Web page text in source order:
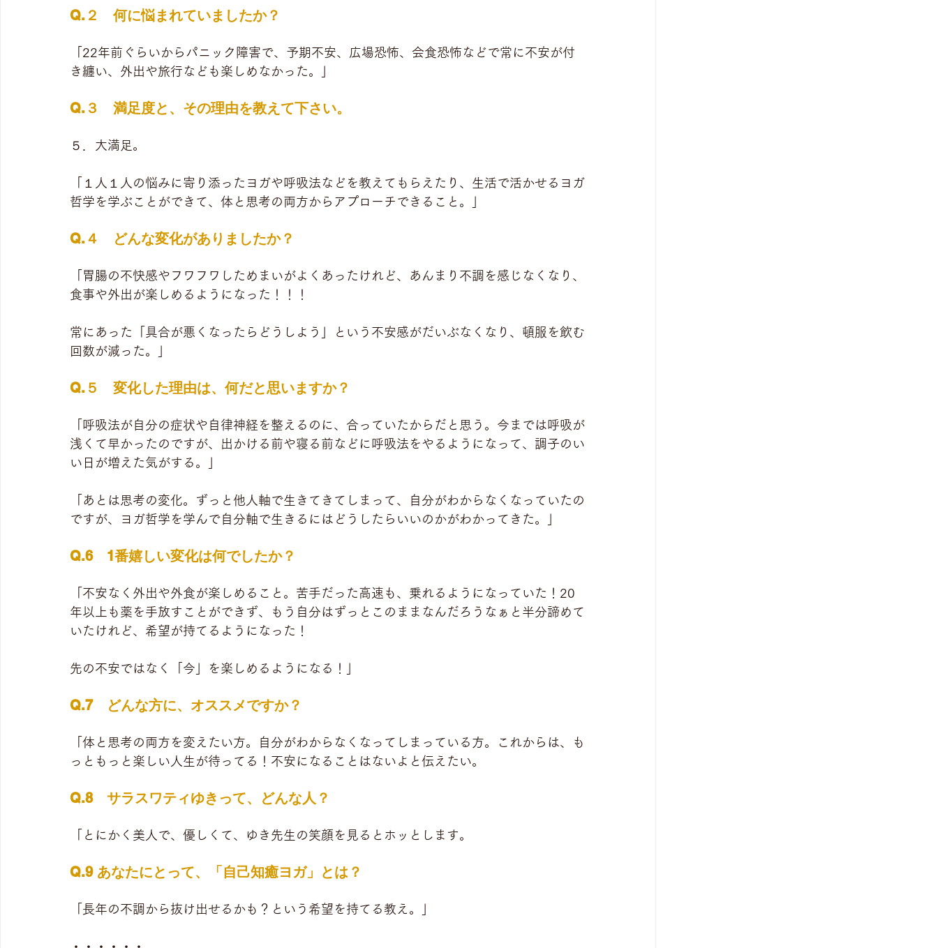
Q.２　何に悩まれていましたか？
「22年前ぐらいからパニック障害で、予期不安、広場恐怖、会食恐怖などで常に不安が付
き纏い、外出や旅行なども楽しめなかった。」
Q.３　満足度と、その理由を教えて下さい。
５．大満足。
「１人１人の悩みに寄り添ったヨガや呼吸法などを教えてもらえたり、生活で活かせるヨガ
哲学を学ぶことができて、体と思考の両方からアプローチできること。」
Q.４　どんな変化がありましたか？
「胃腸の不快感やフワフワしためまいがよくあったけれど、あんまり不調を感じなくなり、
食事や外出が楽しめるようになった！！！
常にあった「具合が悪くなったらどうしよう」という不安感がだいぶなくなり、頓服を飲む
回数が減った。」
Q.５　変化した理由は、何だと思いますか？
「呼吸法が自分の症状や自律神経を整えるのに、合っていたからだと思う。今までは呼吸が
浅くて早かったのですが、出かける前や寝る前などに呼吸法をやるようになって、調子のい
い日が増えた気がする。」
「あとは思考の変化。ずっと他人軸で生きてきてしまって、自分がわからなくなっていたの
ですが、ヨガ哲学を学んで自分軸で生きるにはどうしたらいいのかがわかってきた。」
Q.6　1番嬉しい変化は何でしたか？
「不安なく外出や外食が楽しめること。苦手だった高速も、乗れるようになっていた！20
年以上も薬を手放すことができず、もう自分はずっとこのままなんだろうなぁと半分諦めて
いたけれど、希望が持てるようになった！
先の不安ではなく「今」を楽しめるようになる！」
Q.7　どんな方に、オススメですか？
「体と思考の両方を変えたい方。自分がわからなくなってしまっている方。これからは、も
Q.8　サラスワティゆきって、どんな人？
Q.9 あなたにとって、「自己知癒ヨガ」とは？
「長年の不調から抜け出せるかも？という希望を持てる教え。」